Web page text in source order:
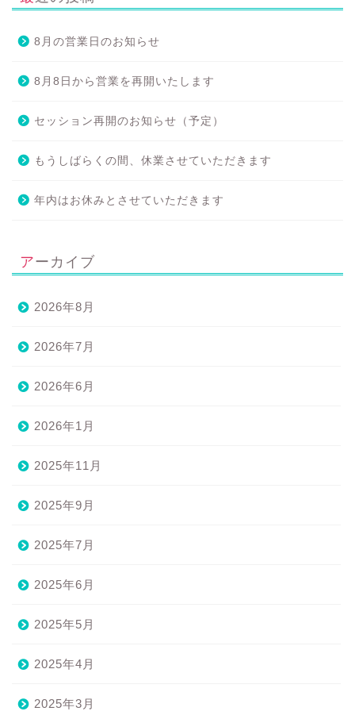
8月の営業日のお知らせ
8月8日から営業を再開いたします
セッション再開のお知らせ（予定）
もうしばらくの間、休業させていただきます
年内はお休みとさせていただきます
アーカイブ
2026年8月
2026年7月
2026年6月
2026年1月
2025年11月
2025年9月
2025年7月
2025年6月
2025年5月
2025年4月
2025年3月